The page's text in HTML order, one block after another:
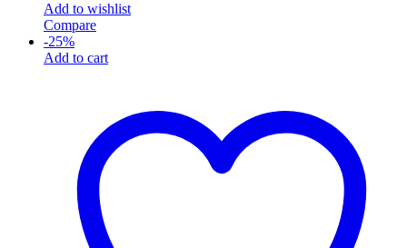
Add to wishlist
Compare
-25%
Add to cart